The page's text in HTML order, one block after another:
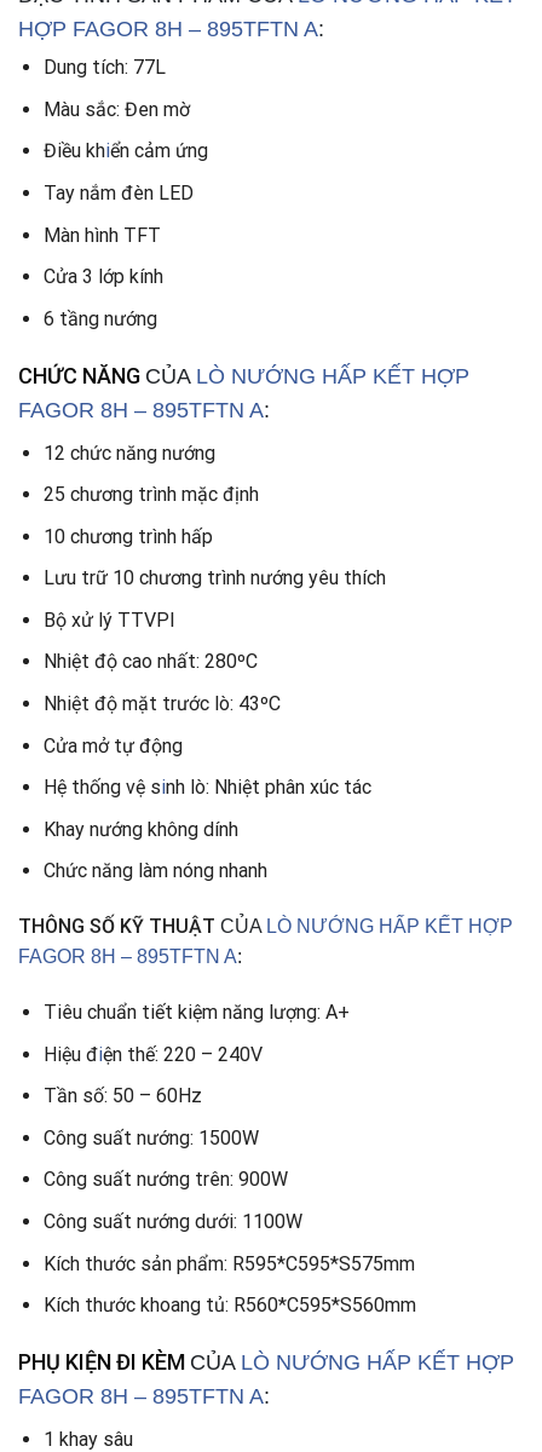
HỢP FAGOR 8H – 895TFTN A:
Dung tích: 77L
Màu sắc: Đen mờ
Điều khiển cảm ứng
Tay nắm đèn LED
Màn hình TFT
Cửa 3 lớp kính
6 tầng nướng
CHỨC NĂNG CỦA LÒ NƯỚNG HẤP KẾT HỢP
FAGOR 8H – 895TFTN A:
12 chức năng nướng
25 chương trình mặc định
10 chương trình hấp
Lưu trữ 10 chương trình nướng yêu thích
Bộ xử lý TTVPI
Nhiệt độ cao nhất: 280ºC
Nhiệt độ mặt trước lò: 43ºC
Cửa mở tự động
Hệ thống vệ sinh lò: Nhiệt phân xúc tác
Khay nướng không dính
Chức năng làm nóng nhanh
THÔNG SỐ KỸ THUẬT CỦA LÒ NƯỚNG HẤP KẾT HỢP
FAGOR 8H – 895TFTN A:
Tiêu chuẩn tiết kiệm năng lượng: A+
Hiệu điện thế: 220 – 240V
Tần số: 50 – 60Hz
Công suất nướng: 1500W
Công suất nướng trên: 900W
Công suất nướng dưới: 1100W
Kích thước sản phẩm: R595*C595*S575mm
Kích thước khoang tủ: R560*C595*S560mm
PHỤ KIỆN ĐI KÈM CỦA LÒ NƯỚNG HẤP KẾT HỢP
FAGOR 8H – 895TFTN A:
1 khay sâu